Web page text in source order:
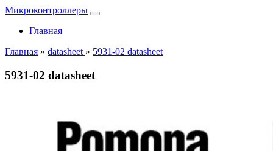
Микроконтроллеры
Главная
Главная » datasheet » 5931-02 datasheet
5931-02 datasheet